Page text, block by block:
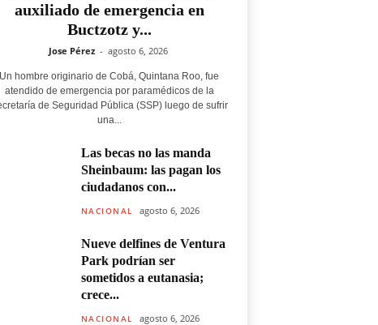
auxiliado de emergencia en
Buctzotz y...
Jose Pérez - agosto 6, 2026
Un hombre originario de Cobá, Quintana Roo, fue
atendido de emergencia por paramédicos de la
de Seguridad Pública (SSP) luego de sufrir
una...
Las becas no las manda
Sheinbaum: las pagan los
ciudadanos con...
NACIONAL agosto 6, 2026
Nueve delfines de Ventura
Park podrían ser
sometidos a eutanasia;
crece...
NACIONAL agosto 6, 2026